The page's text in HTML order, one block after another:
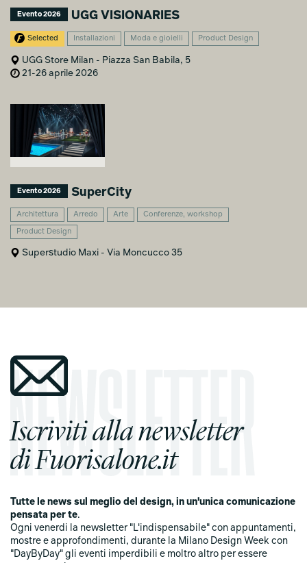
Evento 2026 UGG VISIONARIES
Selected Installazioni Moda e gioielli Product Design
UGG Store Milan - Piazza San Babila, 5
21-26 aprile 2026
Evento 2026 SuperCity
Architettura Arredo Arte Conferenze, workshop
Product Design
Superstudio Maxi - Via Moncucco 35
Iscriviti alla newsletter
di Fuorisalone.it
Tutte le news sul meglio del design, in un'unica comunicazione
pensata per te.
Ogni venerdi la newsletter "L'indispensabile" con appuntamenti,
mostre e approfondimenti, durante la Milano Design Week con
"DayByDay" gli eventi imperdibili e moltro altro per essere